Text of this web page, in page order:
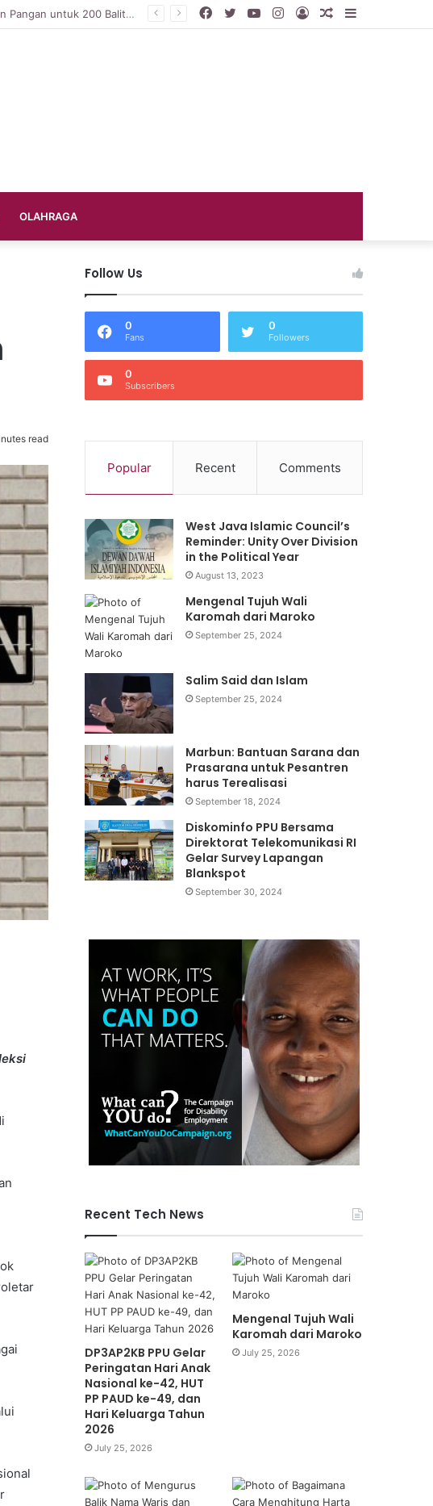
DP3AP2KB PPU Gelar Peringatan Hari Anak Nasional ke-42, HUT PP PAUD ke-49, dan Hari Keluarga Tahun 2026 Sidebar
Random
Log
Instagram
YouTube
Twitter
Facebook
OLAHRAGA
read
Follow Us
0
Fans
0
Followers
0
Subscribers
Popular Recent Comments
West Java Islamic Council’s
Reminder: Unity Over Division
in the Political Year
August 13, 2023
Mengenal Tujuh Wali
Karomah dari Maroko
September 25, 2024
Salim Said dan Islam
September 25, 2024
Marbun: Bantuan Sarana dan
Prasarana untuk Pesantren
harus Terealisasi
September 18, 2024
Diskominfo PPU Bersama
Direktorat Telekomunikasi RI
Gelar Survey Lapangan
Blankspot
September 30, 2024
Recent Tech News
DP3AP2KB PPU Gelar
Peringatan Hari Anak
Nasional ke-42, HUT
PP PAUD ke-49, dan
Hari Keluarga Tahun
2026
July 25, 2026
Mengenal Tujuh Wali
Karomah dari Maroko
July 25, 2026